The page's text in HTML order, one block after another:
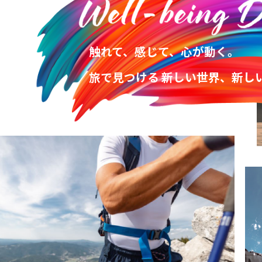
触れて、感じて、心が動く。
旅で見つける 新しい世界、新し